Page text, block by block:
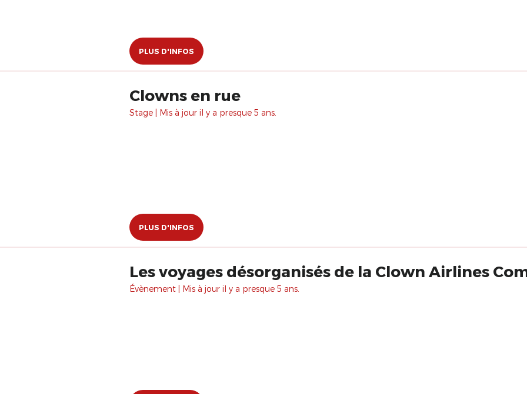
PLUS D'INFOS
Clowns en rue
Stage | Mis à jour il y a presque 5 ans.
PLUS D'INFOS
Les voyages désorganisés de la Clown Airlines
Évènement | Mis à jour il y a presque 5 ans.